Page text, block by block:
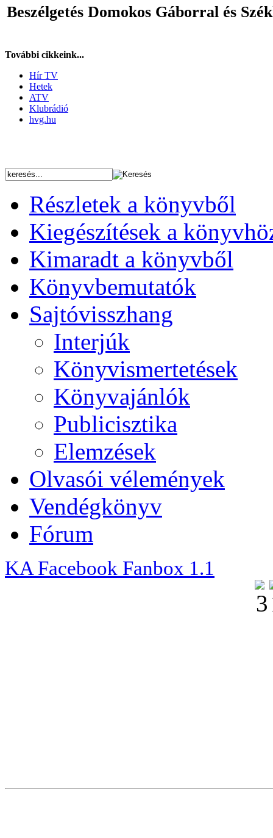
Beszélgetés Domokos Gáborral és
További cikkeink...
Hír TV
Hetek
ATV
Klubrádió
hvg.hu
Részletek a könyvből
Kiegészítések a
Kimaradt a könyvből
Könyvbemutatók
Sajtóvisszhang
Interjúk
Könyvismertetések
Könyvajánlók
Publicisztika
Elemzések
Olvasói vélemények
Vendégkönyv
Fórum
KA Facebook Fanbox 1.1